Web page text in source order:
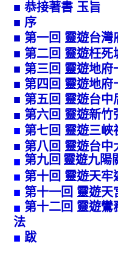
■恭接著書 玉旨
■序
■第一回 靈遊台灣
​■第二回 靈遊枉死
​■第三回 靈遊地府
​■第四回 靈遊地府
​■第五回 靈遊台中
​■第六回 靈遊新竹
■第七回 靈遊三峽
■第八回 靈遊台中
■ 第九回 靈遊九陽
■ 第十回 靈遊天牢
■第十一回 靈遊天
■第十二回 靈遊鸞
法
■跋